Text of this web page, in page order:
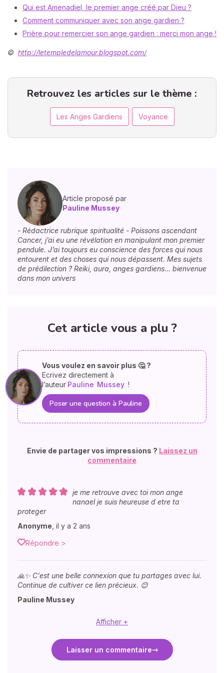
Qui est Amenadiel, le premier ange créé par Dieu ?
Comment communiquer avec son ange gardien ?
Prière pour remercier son ange gardien : merci mon ange !
© http://letempledelamour.blogspot.com/
Retrouvez les articles sur le thème :
Les Anges Gardiens Voyance
Article proposé par
Pauline Mussey
- Rédactrice rubrique spiritualité - Poissons ascendant
Cancer, j’ai eu une révélation en manipulant mon premier
pendule. J’ai toujours eu conscience des forces qui nous
entourent et des choses qui nous dépassent. Mes sujets
de prédilection ? Reiki, aura, anges gardiens… bienvenue
dans mon univers
Cet article vous a plu ?
Vous voulez en savoir plus 🤔 ?
Ecrivez directement à
l’auteur Pauline Mussey !
Poser une question à Pauline
Envie de partager vos impressions ? Laissez un
commentaire
je me retrouve avec toi mon ange
nanael je suis heureuse d etre ta
proteger
Anonyme, il y a 2 ans
Répondre >
🙏✨ C'est une belle connexion que tu partages avec lui.
Continue de cultiver ce lien précieux. 😊
Pauline Mussey
Afficher +
Laisser un commentaire